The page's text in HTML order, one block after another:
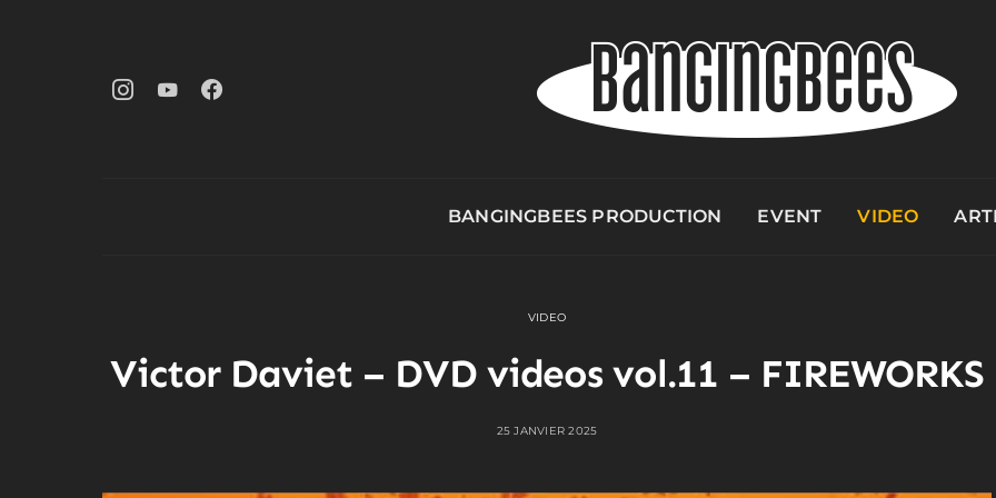
BANGINGBEES PRODUCTION EVENT VIDEO
VIDEO
Victor Daviet – DVD videos vol.11 – FIREWORKS
25 JANVIER 2025